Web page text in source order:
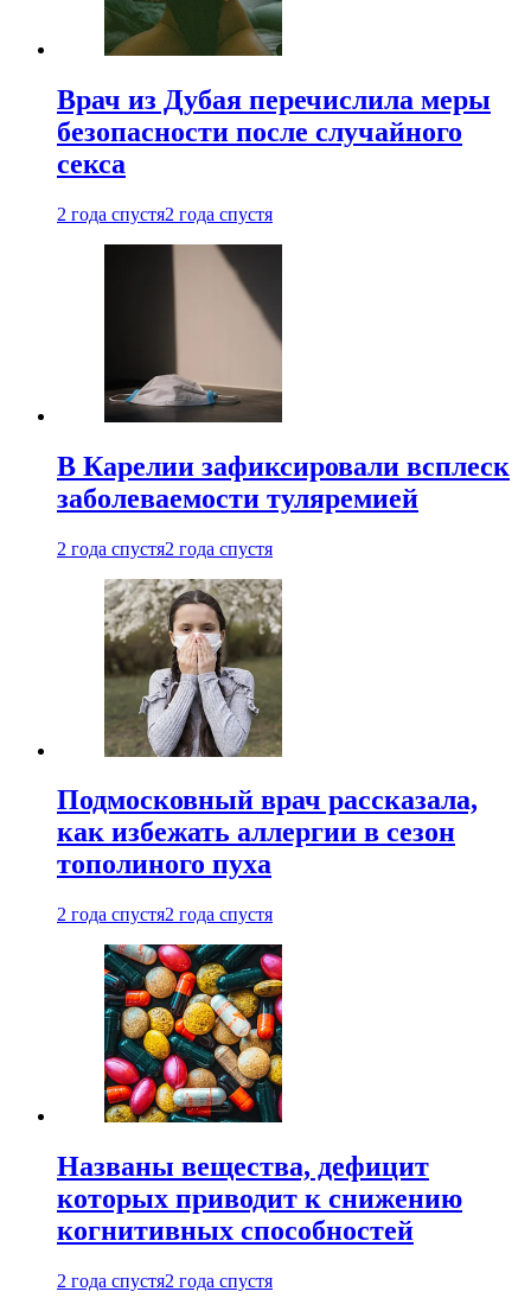
Врач из Дубая перечислила меры
безопасности после случайного
секса
2 года спустя2 года спустя
В Карелии зафиксировали всплеск
заболеваемости туляремией
2 года спустя2 года спустя
Подмосковный врач рассказала,
как избежать аллергии в сезон
тополиного пуха
2 года спустя2 года спустя
Названы вещества, дефицит
которых приводит к снижению
когнитивных способностей
2 года спустя2 года спустя